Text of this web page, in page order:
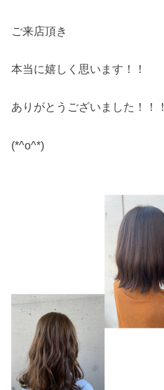
ご来店頂き
本当に嬉しく思います！！
ありがとうございました！！！
(*^o^*)